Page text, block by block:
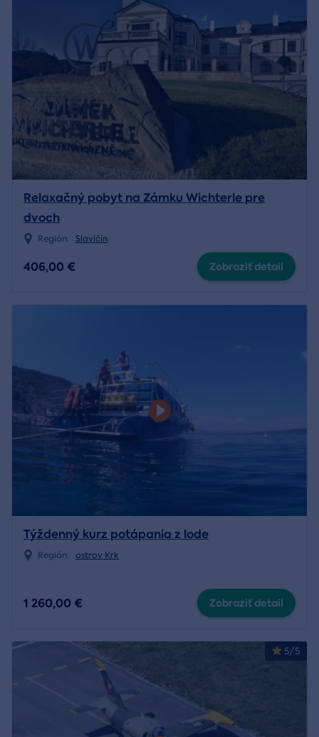
Relaxačný pobyt na Zámku Wichterle pre
dvoch
Región: Slavičín
406,00 € Zobraziť detail
Týždenný kurz potápania z lode
Región: ostrov Krk
1 260,00 € Zobraziť detail
5/5